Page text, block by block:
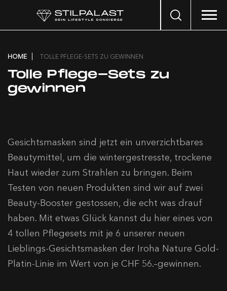
Search
HOME TOLLE PFLEGE-SETS ZU GEWINNEN
Tolle Pflege-Sets zu
gewinnen
Gesichtsmasken sind jetzt ein unverzichtbares
Beautymittel, um die wintergestresste, trockene
Haut wieder zum Strahlen zu bringen. Beim
Testen von neuen Produkten sind wir auf zwei
Beauty-Booster gestossen, die echt was drauf
haben. Mit etwas Glück kannst du hier eines von
4 tollen Pflegesets mit je 6 unserer neuen
Lieblings-Gesichtsmasken der Iroha Nature Gold-
Platin-Linie im Wert von je CHF 56.–gewinnen.